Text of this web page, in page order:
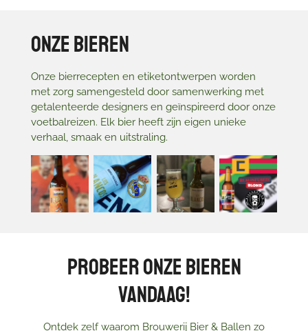
Onze Bieren
Onze bierrecepten en etiketontwerpen worden
met zorg samengesteld door samenwerking met
getalenteerde designers en geïnspireerd door onze
voetbalreizen. Elk bier heeft zijn eigen unieke
verhaal, smaak en uitstraling.
Probeer Onze Bieren
Vandaag!
Ontdek zelf waarom Brouwerij Bier & Ballen zo